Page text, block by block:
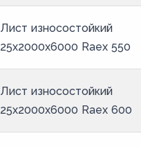
Лист износостойкий
25x2000x6000 Raex 550
Лист износостойкий
25x2000x6000 Raex 600